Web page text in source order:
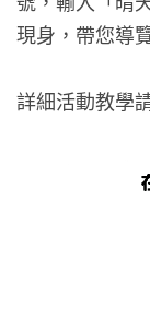
現身，帶您導
詳細活動教學